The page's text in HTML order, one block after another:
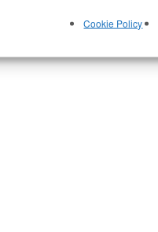
Cookie Policy